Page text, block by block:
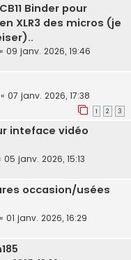
Binder pour
XLR3 des micros (je
« 09 janv. 2026, 19:46
« 07 janv. 2026, 17:38
1 2 3
inteface vidéo
05 janv. 2026, 15:13
occasion/usées
« 01 janv. 2026, 16:29